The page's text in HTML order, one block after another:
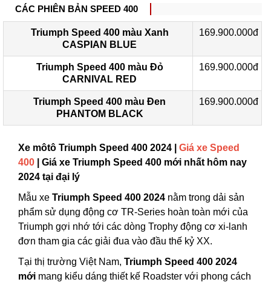
CÁC PHIÊN BẢN SPEED 400
Triumph Speed 400 màu Xanh
CASPIAN BLUE
169.900.000đ
Triumph Speed 400 màu Đỏ
CARNIVAL RED
169.900.000đ
Triumph Speed 400 màu Đen
PHANTOM BLACK
169.900.000đ
Xe môtô Triumph Speed 400 2024 | Giá xe Speed
400 | Giá xe Triumph Speed 400 mới nhất hôm nay
2024 tại đại lý
Mẫu xe Triumph Speed 400 2024 nằm trong dải sản
phẩm sử dụng động cơ TR-Series hoàn toàn mới của
Triumph gợi nhớ tới các dòng Trophy động cơ xi-lanh
đơn tham gia các giải đua vào đầu thế kỷ XX.
Tại thị trường Việt Nam, Triumph Speed 400 2024
mới mang kiểu dáng thiết kế Roadster với phong cách